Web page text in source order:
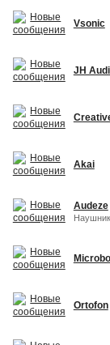
Vsonic
JH
Akai
Audeze
Ortofon